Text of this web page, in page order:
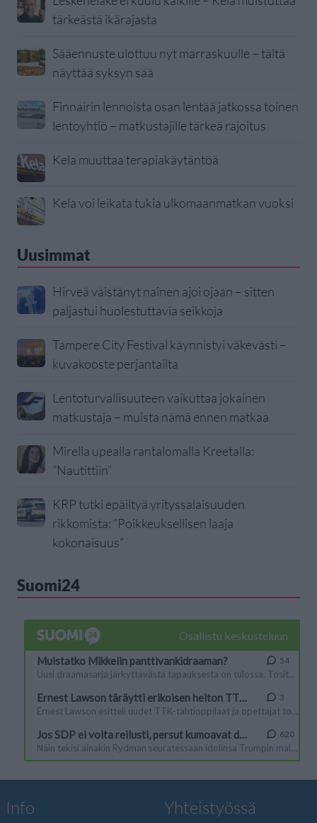
tärkeästä ikärajasta
Sääennuste ulottuu nyt marraskuulle – tältä
näyttää syksyn sää
Finnairin lennoista osan lentää jatkossa toinen
lentoyhtiö – matkustajille tärkeä rajoitus
Kela muuttaa terapiakäytäntöä
Kela voi leikata tukia ulkomaanmatkan vuoksi
Uusimmat
Hirveä väistänyt nainen ajoi ojaan – sitten
paljastui huolestuttavia seikkoja
Tampere City Festival käynnistyi väkevästi –
kuvakooste perjantailta
Lentoturvallisuuteen vaikuttaa jokainen
matkustaja – muista nämä ennen matkaa
Mirella upealla rantalomalla Kreetalla:
”Nautittiin”
KRP tutki epäiltyä yrityssalaisuuden
rikkomista: ”Poikkeuksellisen laaja
kokonaisuus”
Suomi24
Info Yhteistyössä